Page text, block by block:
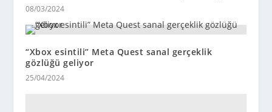
08/03/2024
“Xbox esintili” Meta Quest sanal gerçeklik
gözlüğü geliyor
25/04/2024